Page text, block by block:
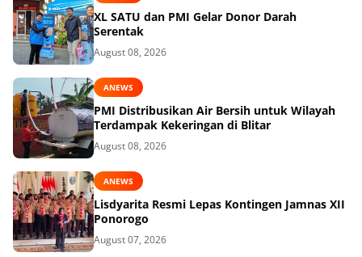
XL SATU dan PMI Gelar Donor Darah
Serentak
August 08, 2026
ANEWS
PMI Distribusikan Air Bersih untuk Wilayah
Terdampak Kekeringan di Blitar
August 08, 2026
ANEWS
Lisdyarita Resmi Lepas Kontingen Jamnas XII
Ponorogo
August 07, 2026